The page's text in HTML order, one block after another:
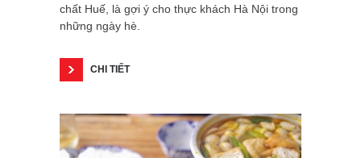
chất Huế, là gợi ý cho thực khách Hà Nội trong
những ngày hè.
CHI TIẾT